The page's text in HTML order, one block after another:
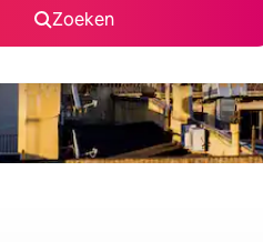
Zoeken